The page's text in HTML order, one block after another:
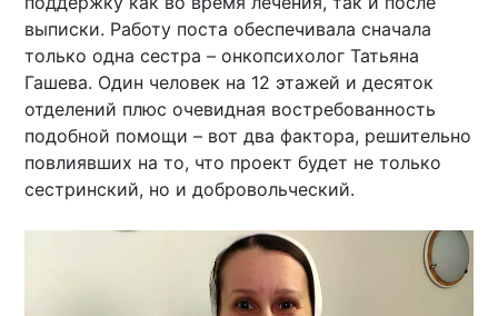
выписки. Работу поста обеспечивала сначала
только одна сестра – онкопсихолог Татьяна
Гашева. Один человек на 12 этажей и десяток
отделений плюс очевидная востребованность
подобной помощи – вот два фактора, решительно
повлиявших на то, что проект будет не только
сестринский, но и добровольческий.